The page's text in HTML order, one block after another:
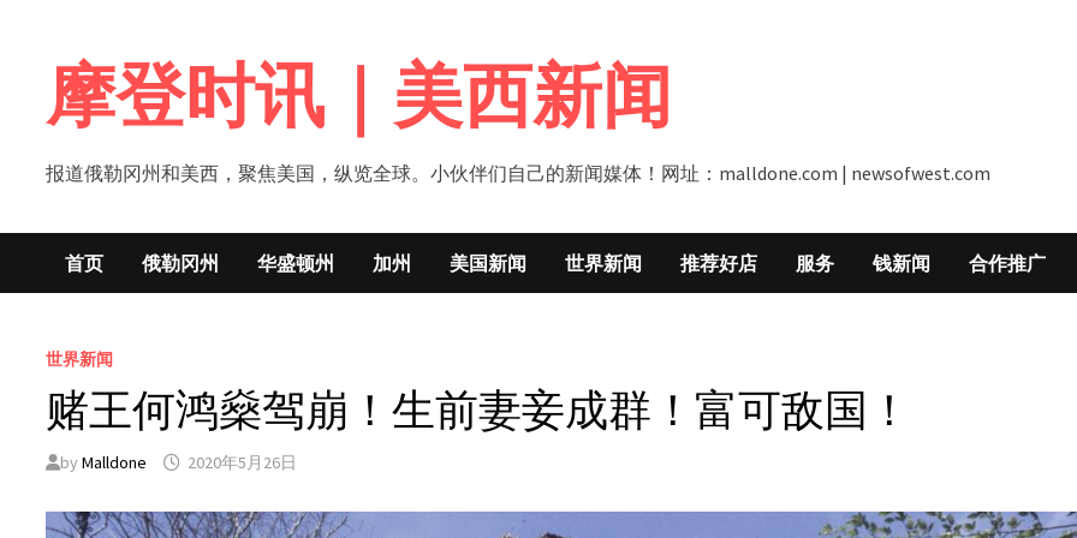
content摩登时讯｜美西新闻
报道俄勒冈州和美西，聚焦美国，纵览全球。小伙伴们自己的新闻媒体！网址：malldone.com | newsofwest.com
首页 俄勒冈州 华盛顿州 加州 美国新闻 世界新闻 推荐好店 服务 钱新闻 合作推广
世界新闻
赌王何鸿燊驾崩！生前妻妾成群！富可敌国！
byMalldone 2020年5月26日